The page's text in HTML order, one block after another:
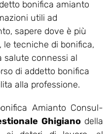
bonifica amianto
utili ad
sapere dove è più
le tecniche di bonifica,
salute connessi al
di addetto bonifica
alla professione.
Amianto Consul-
Ghigiano della